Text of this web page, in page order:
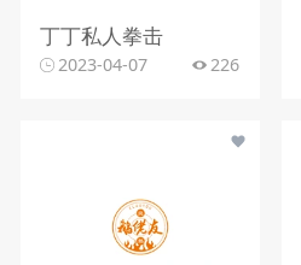
丁丁私人拳击
2023-04-07 226